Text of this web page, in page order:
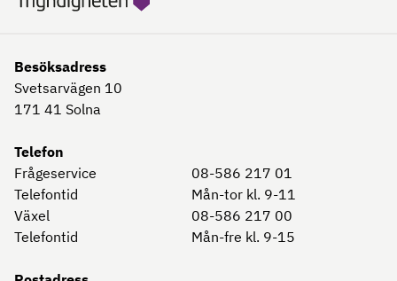
Besöksadress
Svetsarvägen 10
171 41 Solna
Telefon
Frågeservice
08-586 217 01
Telefontid
Mån-tor kl. 9-11
Växel
08-586 217 00
Telefontid
Mån-fre kl. 9-15